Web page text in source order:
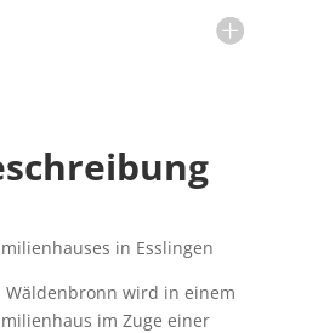
in Esslingen
Wäldenbronn wird in einem
im Zuge einer